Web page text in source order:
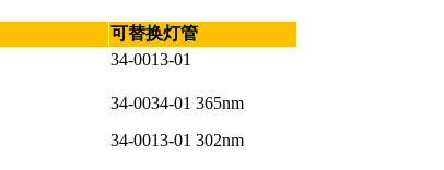
可替换灯管
34-0013-01
34-0034-01 365nm
34-0013-01 302nm